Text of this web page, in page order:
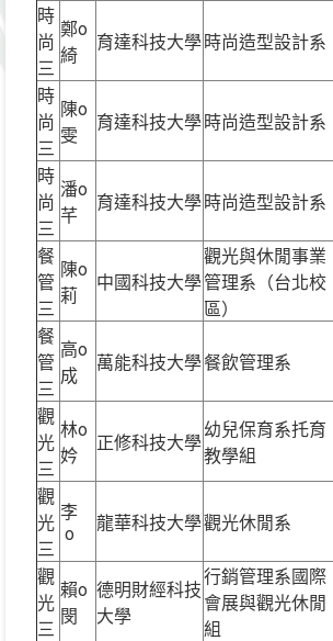
時
尚
三
鄭o
綺
育達科技大學 時尚造型設計系
時
尚
三
陳o
雯
育達科技大學 時尚造型設計系
時
尚
三
潘o
芊
育達科技大學 時尚造型設計系
餐
管
三
陳o
莉
中國科技大學
觀光與休閒事業
管理系（台北校
區）
餐
管
三
高o
成
萬能科技大學餐飲管理系
觀
光
三
林o
妗
正修科技大學
幼兒保育系托育
教學組
觀
光
三
李
o
龍華科技大學觀光休閒系
觀
光
三
賴o
閔
德明財經科技
大學
行銷管理系國際
會展與觀光休閒
組